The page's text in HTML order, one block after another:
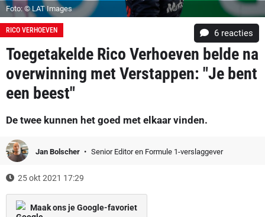
Foto: © LAT Images
RICO VERHOEVEN 6 reacties
Toegetakelde Rico Verhoeven belde na
overwinning met Verstappen: "Je bent
een beest"
De twee kunnen het goed met elkaar vinden.
Jan Bolscher Senior Editor en Formule 1-verslaggever
25 okt 2021 17:29
Maak ons je Google-favoriet